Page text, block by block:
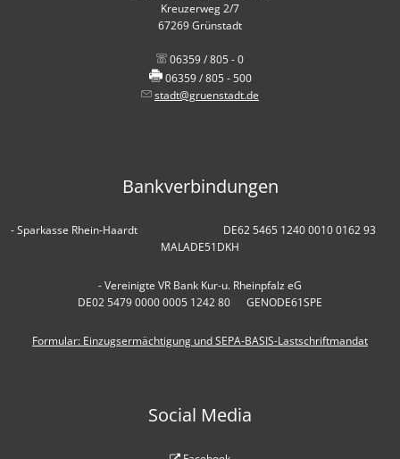
Kreuzerweg 2/7
67269 Grünstadt
06359 / 805 - 0
06359 / 805 - 500
stadt@gruenstadt.de
Bankverbindungen
- Sparkasse Rhein-Haardt DE62 5465 1240 0010 0162 93
MALADE51DKH
- Vereinigte VR Bank Kur-u. Rheinpfalz eG
DE02 5479 0000 0005 1242 80 GENODE61SPE
Formular: Einzugsermächtigung und SEPA-BASIS-Lastschriftmandat
Social Media